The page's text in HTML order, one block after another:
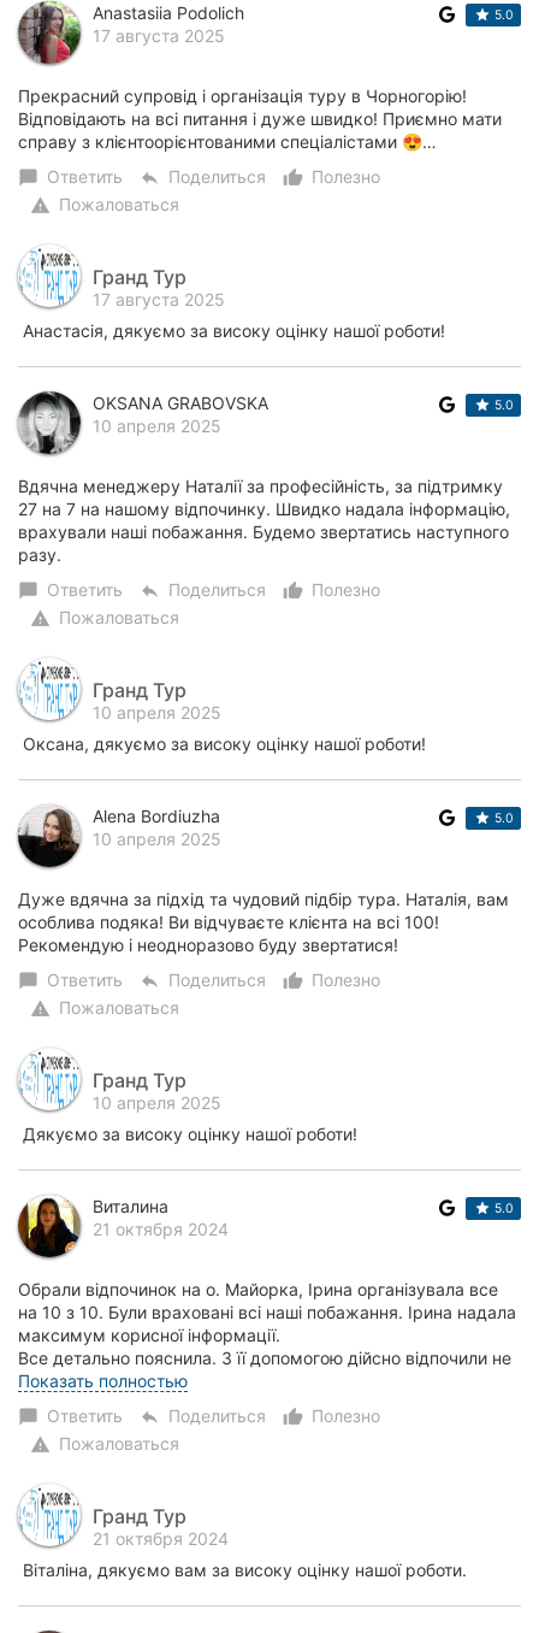
Anastasiia Podolich
17 августа 2025
5.0
Прекрасний супровід і організація туру в Чорногорію!
Відповідають на всі питання і дуже швидко! Приємно мати
справу з клієнтоорієнтованими спеціалістами 😍…
chat_bubble Ответить reply Поделиться thumb_up_alt
Полезно
warning Пожаловаться
Гранд Тур
17 августа 2025
Анастасія, дякуємо за високу оцінку нашої роботи!
OKSANA GRABOVSKA
10 апреля 2025
5.0
Вдячна менеджеру Наталії за професійність, за підтримку
27 на 7 на нашому відпочинку. Швидко надала інформацію,
врахували наші побажання. Будемо звертатись наступного
разу.
chat_bubble Ответить reply Поделиться thumb_up_alt
Полезно
warning Пожаловаться
Гранд Тур
10 апреля 2025
Оксана, дякуємо за високу оцінку нашої роботи!
Alena Bordiuzha
10 апреля 2025
5.0
Дуже вдячна за підхід та чудовий підбір тура. Наталія, вам
особлива подяка! Ви відчуваєте клієнта на всі 100!
Рекомендую і неодноразово буду звертатися!
chat_bubble Ответить reply Поделиться thumb_up_alt
Полезно
warning Пожаловаться
Гранд Тур
10 апреля 2025
Дякуємо за високу оцінку нашої роботи!
Виталина
21 октября 2024
5.0
Обрали відпочинок на о. Майорка, Ірина організувала все
на 10 з 10. Були враховані всі наші побажання. Ірина надала
максимум корисної інформації.
Все детально пояснила. З її допомогою дійсно відпочили не
задумуючись ні над чим. Професіонал з великої...
Показать полностью
chat_bubble Ответить reply Поделиться thumb_up_alt
Полезно
warning Пожаловаться
Гранд Тур
21 октября 2024
Віталіна, дякуємо вам за високу оцінку нашої роботи.